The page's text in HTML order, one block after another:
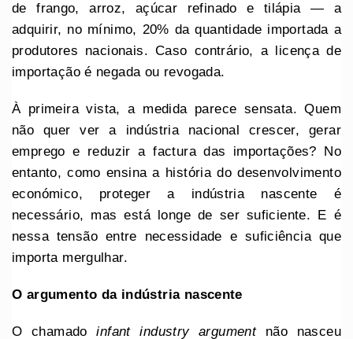
de frango, arroz, açúcar refinado e tilápia — a
adquirir, no mínimo, 20% da quantidade importada a
produtores nacionais. Caso contrário, a licença de
importação é negada ou revogada.
À primeira vista, a medida parece sensata. Quem
não quer ver a indústria nacional crescer, gerar
emprego e reduzir a factura das importações? No
entanto, como ensina a história do desenvolvimento
económico, proteger a indústria nascente é
necessário, mas está longe de ser suficiente. E é
nessa tensão entre necessidade e suficiência que
importa mergulhar.
O argumento da indústria nascente
O chamadoinfant industry argumentnão nasceu